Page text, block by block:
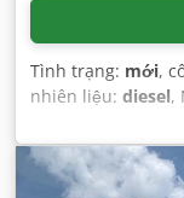
Tình trạng: mới,
nhiên liệu: diesel,